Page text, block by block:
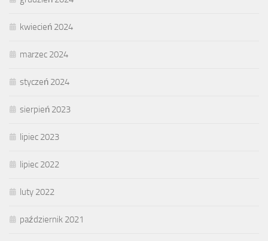
kwiecień 2024
marzec 2024
styczeń 2024
sierpień 2023
lipiec 2023
lipiec 2022
luty 2022
październik 2021